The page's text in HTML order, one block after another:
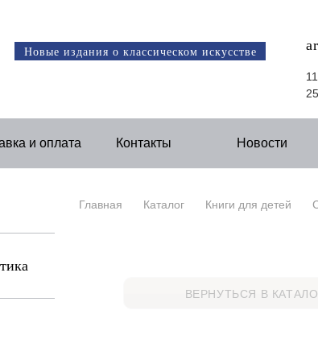
Новые издания о классическом искусстве
и оплата Контакты Новости
Главная Каталог Книги для детей
ВЕРНУТЬСЯ В